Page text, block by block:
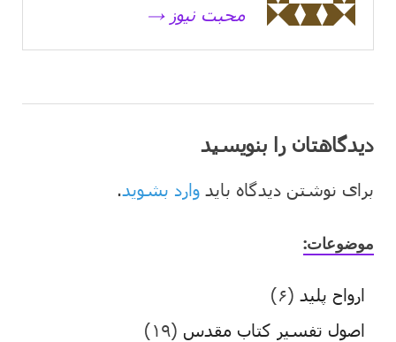
محبت نیوز →
دیدگاهتان را بنویسید
برای نوشتن دیدگاه باید وارد بشوید.
موضوعات:
ارواح پلید (۶)
اصول تفسیر کتاب مقدس (۱۹)